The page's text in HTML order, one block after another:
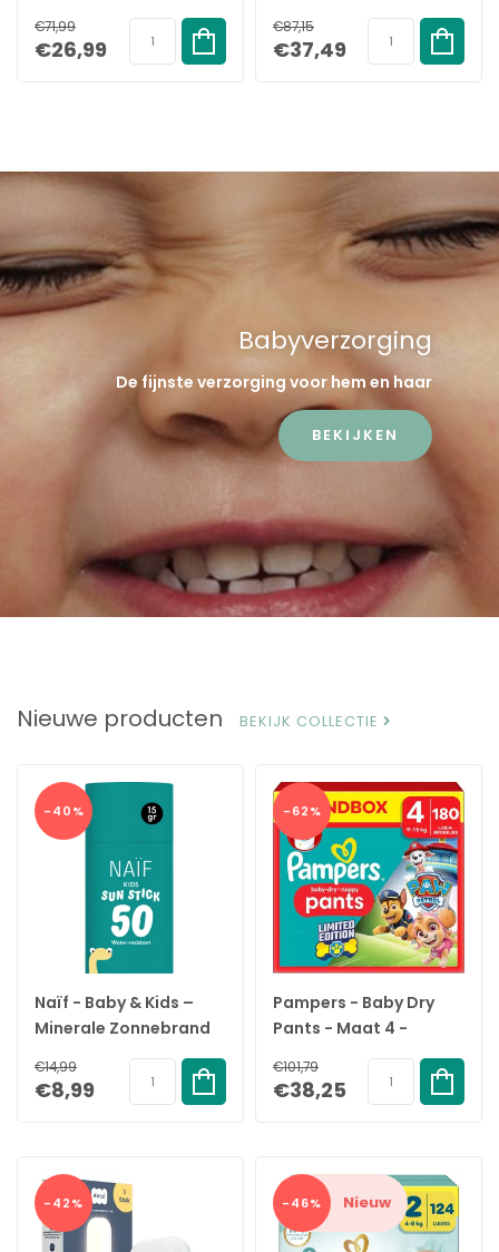
€71,99
€26,99
104 Stuks - 17+ KG
€87,15
€37,49
Babyverzorging
De fijnste verzorging voor hem en haar
BEKIJKEN
Nieuwe producten BEKIJK COLLECTIE
-40%
Naïf - Baby & Kids –
Minerale Zonnebrand
Stick - SPF 50 – 15 gram
€14,99
€8,99
-62%
Pampers - Baby Dry
Pants - Maat 4 -
Maandbox - 180 stuks -
9/15KG
€101,79
€38,25
-42% -46% Nieuw